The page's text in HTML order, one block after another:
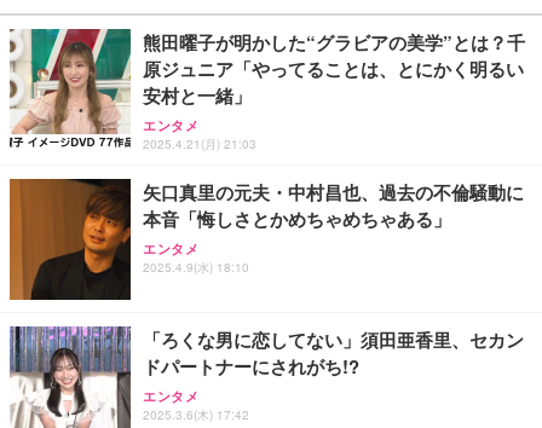
￥27,999
Sezlife オフィスチェア デスクチェア 疲れない テレ
ワーク チェア 強化バックレスト 30度ロッキング機
能 人間工学 椅子 腰サポート 90度跳ね上げ式アーム
レスト 3Dヘッドレスト ハンガー付き 高反発クッシ
務用 おしゃれ パソコンチェア (ブラック)
Sezlife オフィスチェア デスクチェア 疲れない テレ
ワーク チェア 強化バックレスト 30度ロッキング機
能 人間工学 椅子 腰サポート 90度跳ね上げ式アーム
務用 おしゃれ パソコンチェア (ホワイト)
ANDWINT オフィスチェア デスクチェア 肘なし メ
ッシュ 通気性 ランバーサポート付き 腰サポート ガ
ス圧無段階昇降 360度回転 キャスター付き コンパク
【純正品】27"ゲーミングモニター DualSense 充電
フック付き（CFI-ZDM1J）
￥49,979
【整備済み品】Dell E2724HS 27インチ 液晶モニタ
ー フルHD（1920×1080）VA 非光沢 HDMI/DisplayP
ort/VGA スピーカー内蔵 高さ調整 スイベル VESA対
【MiniLED/24.5inch/280Hz/FHD】GRAPHT THE S
HOOTER Gaming Monitor 24” Essential ゲーミン
グモニター QD 24.5インチ 1ms FHD 量子ドット 残
￥3,234
ネオ・ルーライフ ネオ・オムツ L 中型犬用 26枚入
り 単品
￥1,800
Smart Basic(スマートベーシック) 【Amazon.co.jp
限定】 Smart Basic アイリスオーヤマ ペットシーツ
超厚型 お徳用 ワイド 100枚入 (x 1) (ケース販売)
アイリスオーヤマ ペットシーツ 超厚型 お徳用 レギ
ュラー 200枚入【Amazon.co.jp限定】
熊田曜子が明かした“グラビアの美学”とは？千
原ジュニア「やってることは、とにかく明るい
安村と一緒」
エンタメ
2025.4.21(月) 21:03
矢口真里の元夫・中村昌也、過去の不倫騒動に
本音「悔しさとかめちゃめちゃある」
エンタメ
2025.4.9(水) 18:10
「ろくな男に恋してない」須田亜香里、セカン
ドパートナーにされがち!?
エンタメ
2025.3.6(木) 17:42